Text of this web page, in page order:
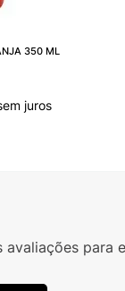
350 ML
juros
para